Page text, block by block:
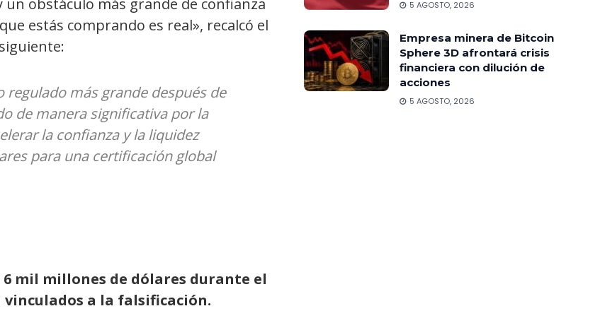
estás comprando es real», recalcó el
regulado más grande después de
de manera significativa por la
la confianza y la liquidez
para una certificación global
mil millones de dólares durante el
a la falsificación.
5 AGOSTO, 2026
Empresa minera de Bitcoin
Sphere 3D afrontará crisis
financiera con dilución de
acciones
5 AGOSTO, 2026